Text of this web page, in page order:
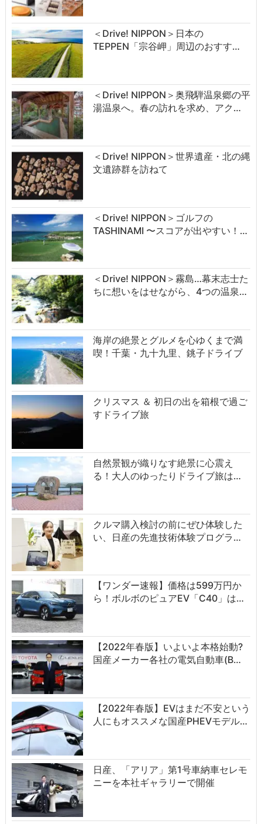
＜Drive! NIPPON＞日本の
TEPPEN「宗谷岬」周辺のおすす…
＜Drive! NIPPON＞奥飛騨温泉郷の平
湯温泉へ。春の訪れを求め、アク…
＜Drive! NIPPON＞世界遺産・北の縄
文遺跡群を訪ねて
＜Drive! NIPPON＞ゴルフの
TASHINAMI 〜スコアが出やすい！…
＜Drive! NIPPON＞霧島…幕末志士た
ちに想いをはせながら、4つの温泉…
海岸の絶景とグルメを心ゆくまで満
喫！千葉・九十九里、銚子ドライブ
クリスマス ＆ 初日の出を箱根で過ご
すドライブ旅
自然景観が織りなす絶景に心震え
る！大人のゆったりドライブ旅は…
クルマ購入検討の前にぜひ体験した
い、日産の先進技術体験プログラ…
【ワンダー速報】価格は599万円か
ら！ボルボのピュアEV「C40」は…
【2022年春版】いよいよ本格始動?
国産メーカー各社の電気自動車(B…
【2022年春版】EVはまだ不安という
人にもオススメな国産PHEVモデル…
日産、「アリア」第1号車納車セレモ
ニーを本社ギャラリーで開催